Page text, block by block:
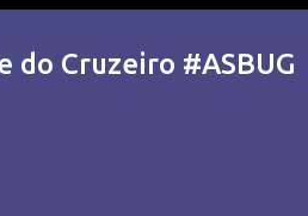
do Cruzeiro #ASBUG